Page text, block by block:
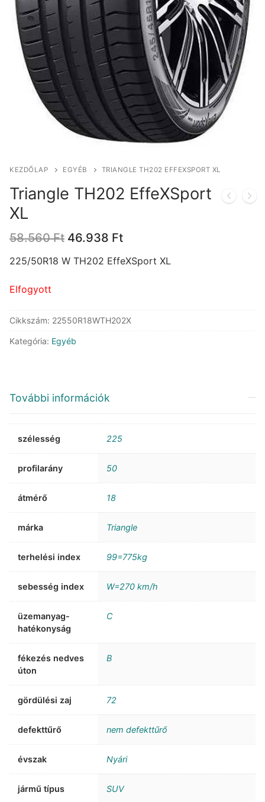
KEZDŐLAP EGYÉB TRIANGLE TH202 EFFEXSPORT XL
Triangle TH202 EffeXSport
XL
58.560Ft Original
was:
46.938 FtCurrent
is:
225/50R18 W TH202 EffeXSport XL
Elfogyott
Cikkszám: 22550R18WTH202X
Kategória: Egyéb
További információk
szélesség 225
profilarány 50
átmérő 18
márka Triangle
terhelési index 99=775kg
sebesség index W=270 km/h
üzemanyag-
hatékonyság
C
fékezés nedves
úton
B
gördülési zaj 72
defekttűrő nem defekttűrő
évszak Nyári
jármű típus SUV